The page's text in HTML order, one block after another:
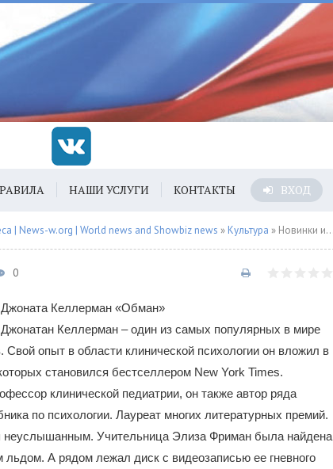
НАШИ УСЛУГИ КОНТАКТЫ ВХОД
| News-w.org | World news and Showbiz news » Культура » Новинки издательства «ЭКСМО»
0
Джоната Келлерман «Обман»
Джонатан Келлерман – один из самых популярных в мире
Свой опыт в области клинической психологии он вложил в
становился бестселлером New York Times.
клинической педиатрии, он также автор ряда
по психологии. Лауреат многих литературных премий.
неуслышанным. Учительница Элиза Фриман была найдена
льдом. А рядом лежал диск с видеозаписью ее гневного